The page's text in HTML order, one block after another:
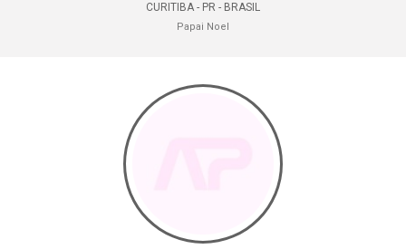
CURITIBA - PR - BRASIL
Papai Noel